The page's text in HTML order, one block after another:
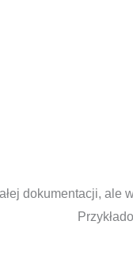
dokumentacji,